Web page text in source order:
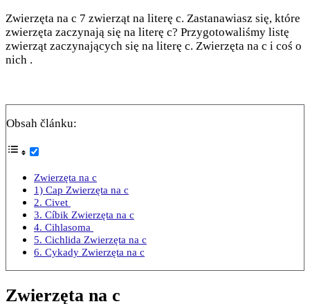
Zwierzęta na c 7 zwierząt na literę c. Zastanawiasz się, które
zwierzęta zaczynają się na literę c? Przygotowaliśmy listę
zwierząt zaczynających się na literę c. Zwierzęta na c i coś o
nich .
Obsah článku:
Zwierzęta na c
1) Cap Zwierzęta na c
2. Civet
3. Cíbik Zwierzęta na c
4. Cihlasoma
5. Cichlida Zwierzęta na c
6. Cykady Zwierzęta na c
Zwierzęta na c